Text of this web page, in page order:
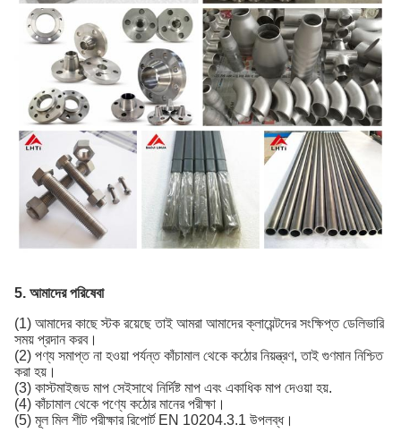
5. আমাদের পরিষেবা
(1) আমাদের কাছে স্টক রয়েছে তাই আমরা আমাদের ক্লায়েন্টদের সংক্ষিপ্ত ডেলিভারি
সময় প্রদান করব।
(2) পণ্য সমাপ্ত না হওয়া পর্যন্ত কাঁচামাল থেকে কঠোর নিয়ন্ত্রণ, তাই গুণমান নিশ্চিত
করা হয়।
(3) কাস্টমাইজড মাপ সেইসাথে নির্দিষ্ট মাপ এবং একাধিক মাপ দেওয়া হয়.
(4) কাঁচামাল থেকে পণ্যে কঠোর মানের পরীক্ষা।
(5) মূল মিল শীট পরীক্ষার রিপোর্ট EN 10204.3.1 উপলব্ধ।